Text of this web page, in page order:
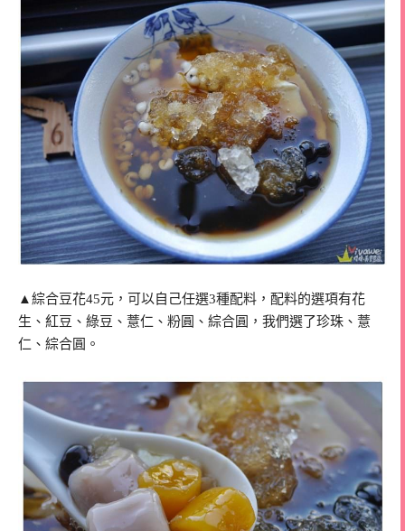
▲綜合豆花45元，可以自己任選3種配料，配料的選項有花
生、紅豆、綠豆、薏仁、粉圓、綜合圓，我們選了珍珠、薏
仁、綜合圓。